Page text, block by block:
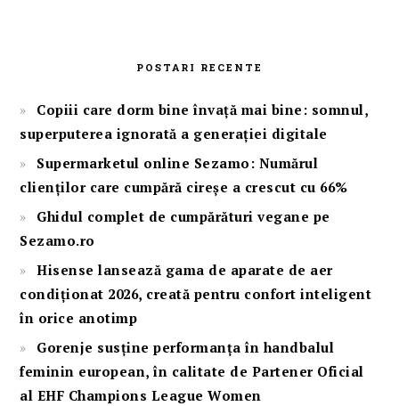
POSTARI RECENTE
Copiii care dorm bine învață mai bine: somnul,
superputerea ignorată a generației digitale
Supermarketul online Sezamo: Numărul
clienților care cumpără cireșe a crescut cu 66%
Ghidul complet de cumpărături vegane pe
Sezamo.ro
Hisense lansează gama de aparate de aer
condiționat 2026, creată pentru confort inteligent
în orice anotimp
Gorenje susține performanța în handbalul
feminin european, în calitate de Partener Oficial
al EHF Champions League Women